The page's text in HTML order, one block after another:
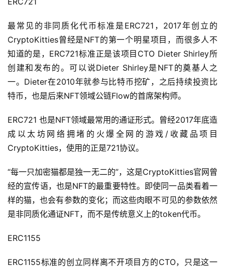
最常见的非同质化代币标准是ERC721，2017年创立的
CryptoKitties曾经是NFT的第一个明星项目，而很多人不
知道的是，ERC721标准正是该项目CTO Dieter Shirley所
创建和发布的。可以说Dieter Shirley是NFT的奠基人之
一。Dieter在2010年就参与比特币挖矿，之后持续投资比
特币，也是后来NFT领域公链Flow的首席架构师。
ERC721 也是NFT领域最常用的通证形式。曾经2017年底造
成以太坊网络拥堵的火爆全网的游戏/收藏品项目
CryptoKitties，使用的正是721协议。
“每一只加密猫都是独一无二的”，这是CryptoKitties官网曾
经的宣传语，也是NFT的最重要特性。即使同一品类看着一
样的猫，也会有参数的变化；而这些肉眼不可见的参数依然
是非同质化通证NFT，而不是传统意义上的token代币。
ERC1155
ERC1155标准的创立同样离不开项目方的CTO，只是这一